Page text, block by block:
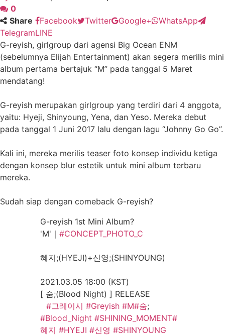
0
Share
Facebook Twitter Google+
WhatsApp
TelegramLINE
G-reyish, girlgroup dari agensi Big Ocean ENM
(sebelumnya Elijah Entertainment) akan segera merilis mini
album pertama bertajuk “M” pada tanggal 5 Maret
mendatang!
G-reyish merupakan girlgroup yang terdiri dari 4 anggota,
yaitu: Hyeji, Shinyoung, Yena, dan Yeso. Mereka debut
pada tanggal 1 Juni 2017 lalu dengan lagu “Johnny Go Go”.
Kali ini, mereka merilis teaser foto konsep individu ketiga
dengan konsep blur estetik untuk mini album terbaru
mereka.
Sudah siap dengan comeback G-reyish?
G-reyish 1st Mini Album?
'M'｜ #CONCEPT_PHOTO_C
혜지;(HYEJI)+신영;(SHINYOUNG)
2021.03.05 18:00 (KST)
[ 숨;(Blood Night) ] RELEASE
#그레이시 #Greyish #M#숨;
#Blood_Night #SHINING_MOMENT#
혜지 #HYEJI #신영 #SHINYOUNG